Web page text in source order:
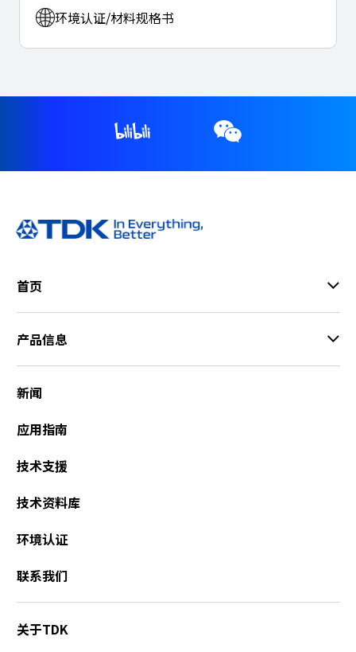
环境认证/材料规格书
首页
产品信息
新闻
应用指南
技术支援
技术资料库
环境认证
联系我们
关于TDK